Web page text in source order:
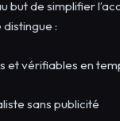
but de simplifier
distingue :
et vérifiables en
sans publicité